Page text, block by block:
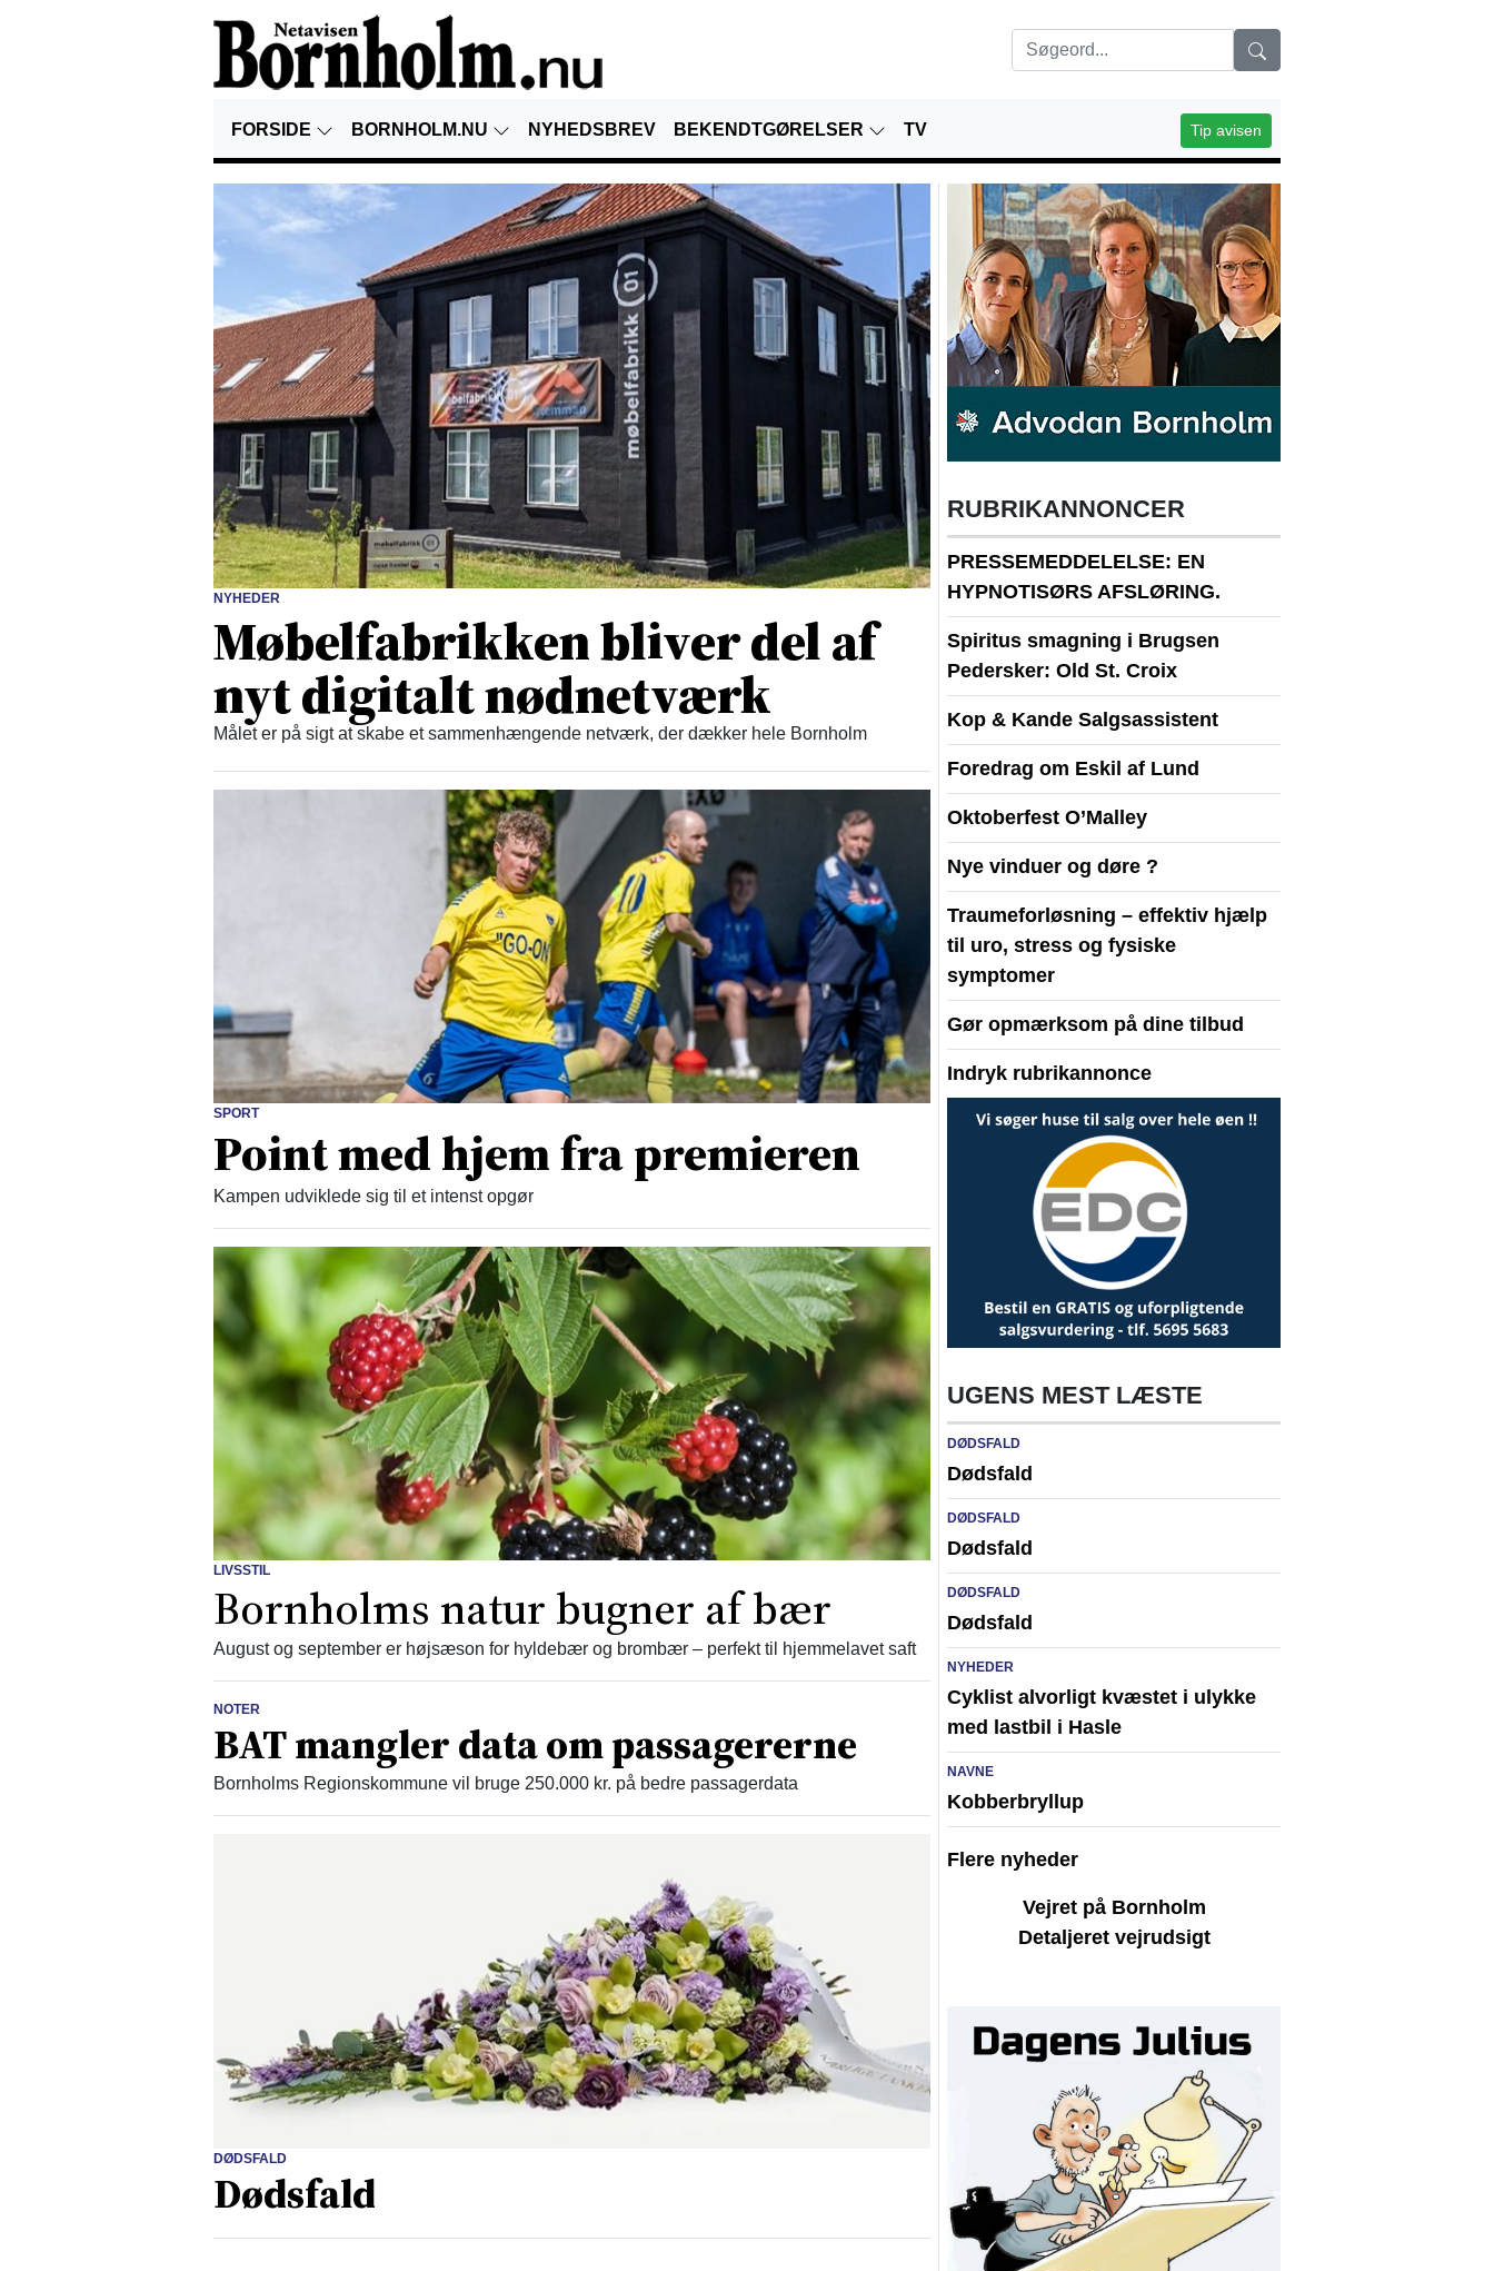
FORSIDE BORNHOLM.NU NYHEDSBREV BEKENDTGØRELSER TV Tip avisen
NYHEDER
Møbelfabrikken bliver del af
nyt digitalt nødnetværk
Målet er på sigt at skabe et sammenhængende netværk, der dækker hele Bornholm
SPORT
Point med hjem fra premieren
Kampen udviklede sig til et intenst opgør
LIVSSTIL
Bornholms natur bugner af bær
August og september er højsæson for hyldebær og brombær – perfekt til hjemmelavet saft
NOTER
BAT mangler data om passagererne
Bornholms Regionskommune vil bruge 250.000 kr. på bedre passagerdata
DØDSFALD
Dødsfald
RUBRIKANNONCER
PRESSEMEDDELELSE: EN
HYPNOTISØRS AFSLØRING.
Spiritus smagning i Brugsen
Pedersker: Old St. Croix
Kop & Kande Salgsassistent
Foredrag om Eskil af Lund
Oktoberfest O’Malley
Nye vinduer og døre ?
Traumeforløsning – effektiv hjælp
til uro, stress og fysiske
symptomer
Gør opmærksom på dine tilbud
Indryk rubrikannonce
UGENS MEST LÆSTE
DØDSFALD
Dødsfald
DØDSFALD
Dødsfald
DØDSFALD
Dødsfald
NYHEDER
Cyklist alvorligt kvæstet i ulykke
med lastbil i Hasle
NAVNE
Kobberbryllup
Flere nyheder
Vejret på Bornholm
Detaljeret vejrudsigt